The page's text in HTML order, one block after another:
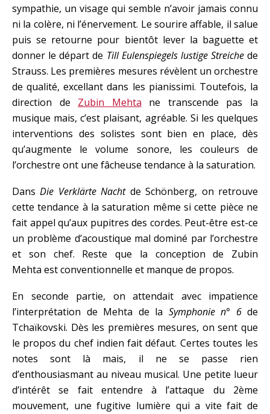
sympathie, un visage qui semble n’avoir jamais connu
ni la colère, ni l’énervement. Le sourire affable, il salue
puis se retourne pour bientôt lever la baguette et
donner le départ de Till Eulenspiegels lustige Streichede
Strauss. Les premières mesures révèlent un orchestre
de qualité, excellant dans les pianissimi. Toutefois, la
direction de Zubin Mehta ne transcende pas la
musique mais, c’est plaisant, agréable. Si les quelques
interventions des solistes sont bien en place, dès
qu’augmente le volume sonore, les couleurs de
l’orchestre ont une fâcheuse tendance à la saturation.
DansDie Verklärte Nachtde Schönberg, on retrouve
cette tendance à la saturation même si cette pièce ne
fait appel qu’aux pupitres des cordes. Peut-être est-ce
un problème d’acoustique mal dominé par l’orchestre
et son chef. Reste que la conception de Zubin
Mehta est conventionnelle et manque de propos.
En seconde partie, on attendait avec impatience
l’interprétation de Mehta de la Symphonie n° 6de
Tchaïkovski. Dès les premières mesures, on sent que
le propos du chef indien fait défaut. Certes toutes les
notes sont là mais, il ne se passe rien
d’enthousiasmant au niveau musical. Une petite lueur
d’intérêt se fait entendre à l’attaque du 2ème
mouvement, une fugitive lumière qui a vite fait de